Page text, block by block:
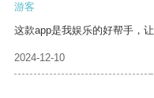
游客
这款app是我娱乐的好帮手，
2024-12-10